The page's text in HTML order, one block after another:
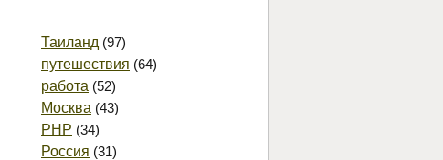
Таиланд (97)
путешествия (64)
работа (52)
Москва (43)
PHP (34)
Россия (31)